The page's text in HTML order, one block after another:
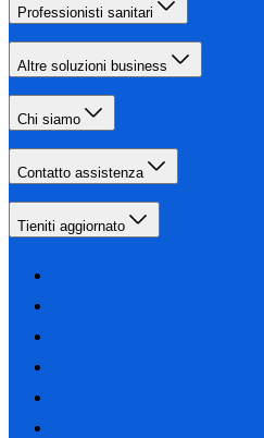
Professionisti sanitari
Altre soluzioni business
Chi siamo
Contatto assistenza
Tieniti aggiornato